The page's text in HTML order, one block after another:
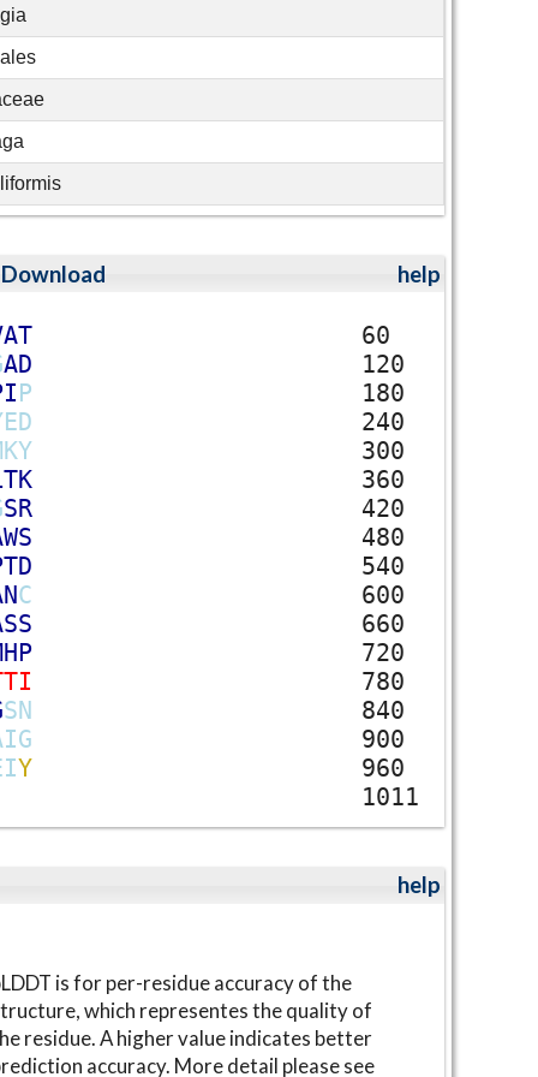
Download help
AT
60
AD
120
IP
180
ED
240
KY
300
TK
360
SR
420
WS
480
TD
540
NC
600
SS
660
HP
720
TI
780
SN
840
IG
900
IY
960
1011
help
is for per-residue accuracy of the
which representes the quality of
residue. A higher value indicates better
accuracy. More detail please see